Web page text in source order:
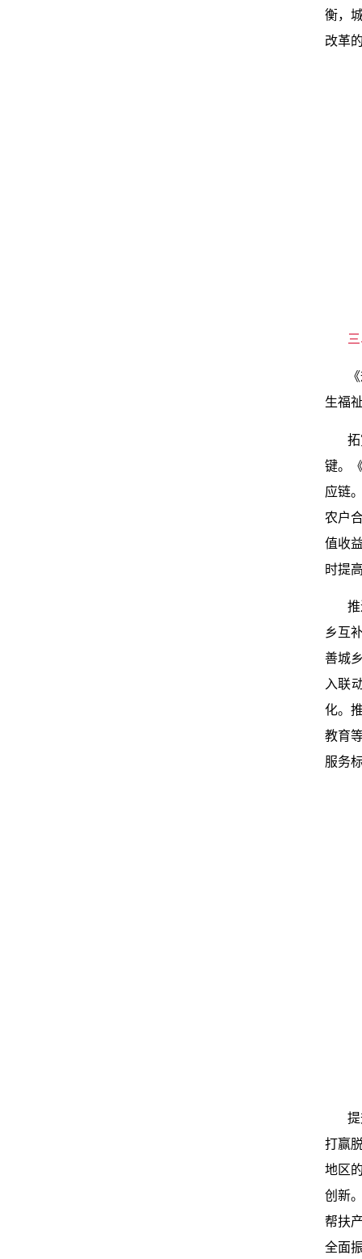
衡，
改革
生福
键。
应链
农户
值收
时提
乡互
善城
入联
化。
教育
服务
打赢
地区
创新
帮扶
全面